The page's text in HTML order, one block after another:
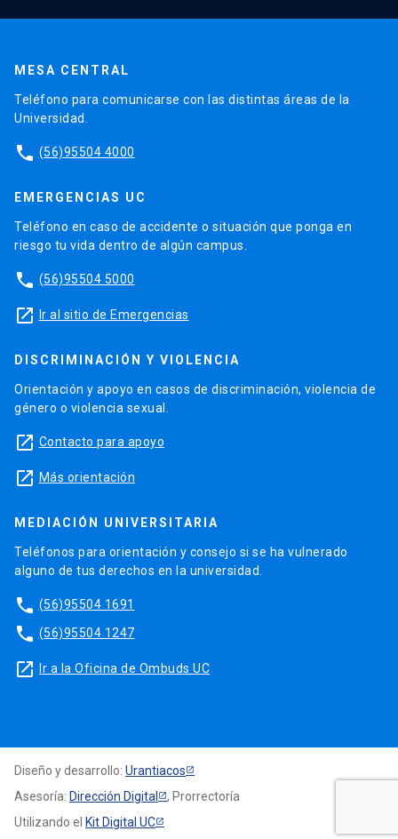
MESA CENTRAL
Teléfono para comunicarse con las distintas áreas de la
Universidad.
phone (56)95504 4000
EMERGENCIAS UC
Teléfono en caso de accidente o situación que ponga en
riesgo tu vida dentro de algún campus.
phone (56)95504 5000
launch Ir al sitio de Emergencias
DISCRIMINACIÓN Y VIOLENCIA
Orientación y apoyo en casos de discriminación, violencia de
género o violencia sexual.
launch Contacto para apoyo
launch Más orientación
MEDIACIÓN UNIVERSITARIA
Teléfonos para orientación y consejo si se ha vulnerado
alguno de tus derechos en la universidad.
phone (56)95504 1691
phone (56)95504 1247
launch Ir a la Oficina de Ombuds UC
Diseño y desarrollo: Urantiacos
Asesoría: Dirección Digital
, Prorrectoría
Utilizando el Kit Digital UC